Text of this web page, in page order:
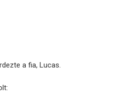
a fia, Lucas.